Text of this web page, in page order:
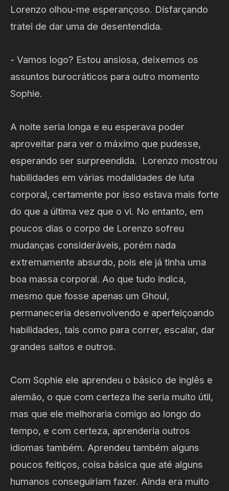
Lorenzo olhou-me esperançoso. Disfarçando
tratei de dar uma de desentendida.
- Vamos logo? Estou ansiosa, deixemos os
assuntos burocráticos para outro momento
Sophie.
A noite seria longa e eu esperava poder
aproveitar para ver o máximo que pudesse,
esperando ser surpreendida. Lorenzo mostrou
habilidades em várias modalidades de luta
corporal, certamente por isso estava mais forte
do que a última vez que o vi. No entanto, em
poucos dias o corpo de Lorenzo sofreu
mudanças consideráveis, porém nada
extremamente absurdo, pois ele já tinha uma
boa massa corporal. Ao que tudo indica,
mesmo que fosse apenas um Ghoul,
permaneceria desenvolvendo e aperfeiçoando
habilidades, tais como para correr, escalar, dar
grandes saltos e outros.
Com Sophie ele aprendeu o básico de inglês e
alemão, o que com certeza lhe seria muito útil,
mas que ele melhoraria comigo ao longo do
tempo, e com certeza, aprenderia outros
idiomas também. Aprendeu também alguns
poucos feitiços, coisa básica que até alguns
humanos conseguiriam fazer. Ainda era muito